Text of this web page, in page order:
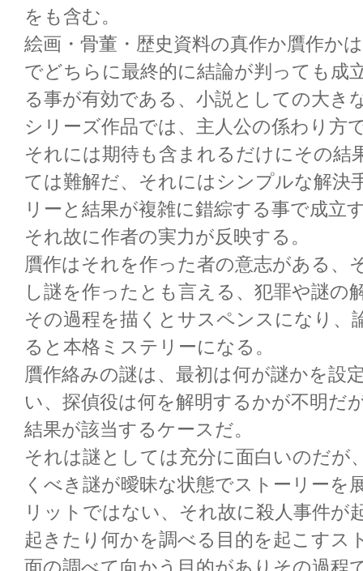
をも含む。
絵画・骨董・歴史資料の真作か贋作か
でどちらに最終的に結論が判っても成
る事が有効である、小説としての大き
シリーズ作品では、主人公の係わり方
それには期待も含まれるだけにその結
ては難解だ、それにはシンプルな解決
リーと結果が複雑に錯綜する事で成立
それ故に作者の実力が反映する。
贋作はそれを作った者の意志がある、
し謎を作ったとも言える、犯罪や謎の
その過程を描くとサスペンスになり、
ると本格ミステリーになる。
贋作絡みの謎は、最初は何が謎かを設
い、探偵役は何を解明するかが不明だ
結果が該当するケースだ。
それは謎としては充分に面白いのだが
くべき謎が曖昧な状態でストーリーを
リットではない、それ故に殺人事件が
起きたり何かを調べる目的を起こすス